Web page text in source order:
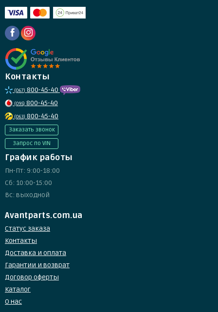
Контакты
(067) 800-45-40
(095) 800-45-40
(063) 800-45-40
Заказать звонок
Запрос по VIN
График работы
Пн-Пт: 9:00-18:00
Сб: 10:00-15:00
Вс: выходной
Avantparts.com.ua
Статус заказа
Контакты
Доставка и оплата
Гарантии и возврат
Договор оферты
Каталог
О нас